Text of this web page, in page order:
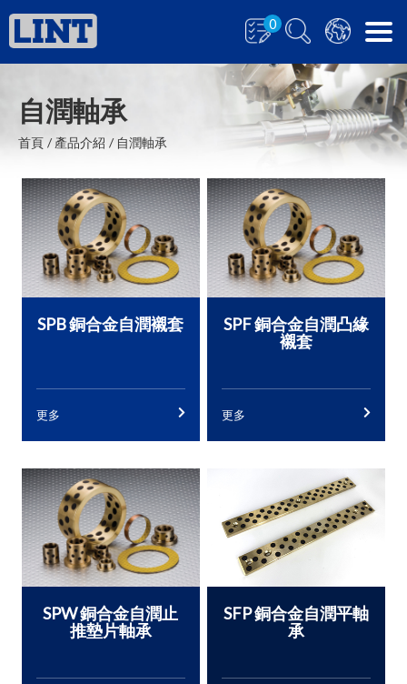
0
自潤軸承
首頁 產品介紹 自潤軸承
SPB 銅合金自潤襯套
更多
SPF 銅合金自潤凸緣
襯套
更多
SPW 銅合金自潤止
推墊片軸承
SFP 銅合金自潤平軸
承